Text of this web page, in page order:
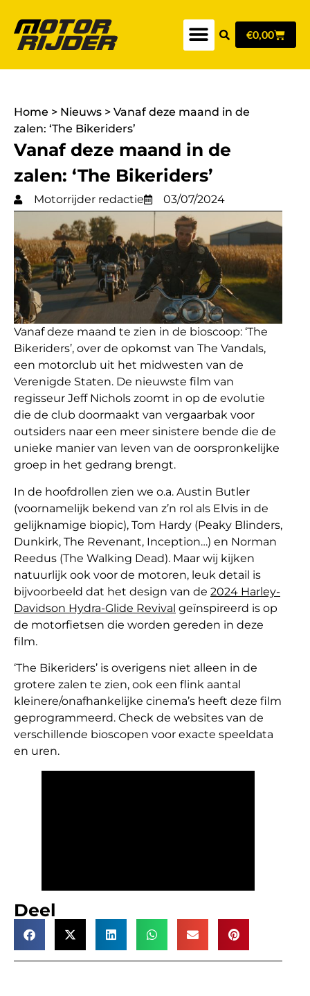
€0,00
Home > Nieuws > Vanaf deze maand in de
zalen: ‘The Bikeriders’
Vanaf deze maand in de
zalen: ‘The Bikeriders’
Motorrijder redactie 03/07/2024
Vanaf deze maand te zien in de bioscoop: ‘The
Bikeriders’, over de opkomst van The Vandals,
een motorclub uit het midwesten van de
Verenigde Staten. De nieuwste film van
regisseur Jeff Nichols zoomt in op de evolutie
die de club doormaakt van vergaarbak voor
outsiders naar een meer sinistere bende die de
unieke manier van leven van de oorspronkelijke
groep in het gedrang brengt.
In de hoofdrollen zien we o.a. Austin Butler
(voornamelijk bekend van z’n rol als Elvis in de
gelijknamige biopic), Tom Hardy (Peaky Blinders,
Dunkirk, The Revenant, Inception…) en Norman
Reedus (The Walking Dead). Maar wij kijken
natuurlijk ook voor de motoren, leuk detail is
bijvoorbeeld dat het design van de 2024 Harley-
Davidson Hydra-Glide Revival geïnspireerd is op
de motorfietsen die worden gereden in deze
film.
‘The Bikeriders’ is overigens niet alleen in de
grotere zalen te zien, ook een flink aantal
kleinere/onafhankelijke cinema’s heeft deze film
geprogrammeerd. Check de websites van de
verschillende bioscopen voor exacte speeldata
en uren.
Deel